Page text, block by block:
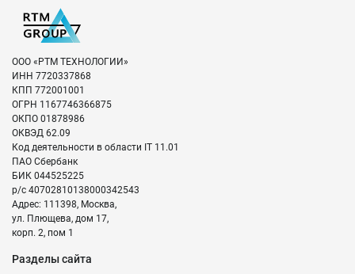
ООО «РТМ ТЕХНОЛОГИИ»
ИНН 7720337868
КПП 772001001
ОГРН 1167746366875
ОКПО 01878986
ОКВЭД 62.09
Код деятельности в области IT 11.01
ПАО Сбербанк
БИК 044525225
р/с 40702810138000342543
Адрес: 111398, Москва,
ул. Плющева, дом 17,
корп. 2, пом 1
Разделы сайта